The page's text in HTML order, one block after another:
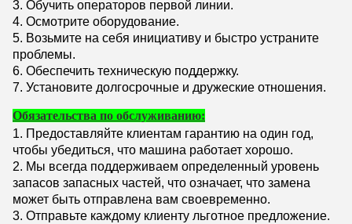
3. Обучить операторов первой линии.
4. Осмотрите оборудование.
5. Возьмите на себя инициативу и быстро устраните
проблемы.
6. Обеспечить техническую поддержку.
7. Установите долгосрочные и дружеские отношения.
Обязательства по обслуживанию:
1. Предоставляйте клиентам гарантию на один год,
чтобы убедиться, что машина работает хорошо.
2. Мы всегда поддерживаем определенный уровень
запасов запасных частей, что означает, что замена
может быть отправлена ​​вам своевременно.
3. Отправьте каждому клиенту льготное предложение.